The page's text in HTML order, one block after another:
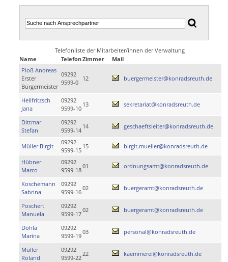
Telefonliste der Mitarbeiter/innen der Verwaltung
Name
TelefonZimmer
Mail
Ploß Andreas
Erster
Bürgermeister
09292
9599-0
12 buergermeister@konradsreuth.de
Hellfritzsch
Jana
09292
9599-10
13 sekretariat@konradsreuth.de
Dittmar
Stefan
09292
9599-14
14 geschaeftsleiter@konradsreuth.de
Müller Birgit
09292
9599-15
15 birgit.mueller@konradsreuth.de
Hübner
Marco
09292
9599-18
01 ordnungsamt@konradsreuth.de
Koschemann
Sabrina
09292
9599-16
02 buergeramt@konradsreuth.de
Poschert
Manuela
09292
9599-17
02 buergeramt@konradsreuth.de
Döhla
Marina
09292
9599-19
03 personal@konradsreuth.de
Müller
Roland
09292
9599-22
22 kaemmerei@konradsreuth.de